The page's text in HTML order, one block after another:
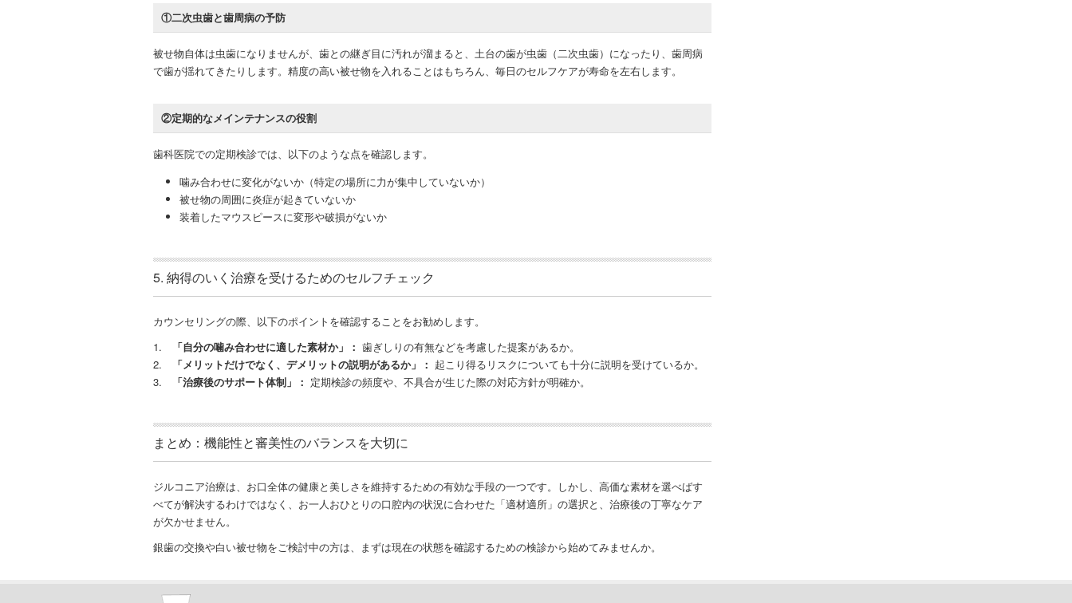
①二次虫歯と歯周病の予防
被せ物自体は虫歯になりませんが、歯との継ぎ目に汚れが溜まると、土台の歯が虫歯（二次虫歯）になったり、歯周病
で歯が揺れてきたりします。精度の高い被せ物を入れることはもちろん、毎日のセルフケアが寿命を左右します。
②定期的なメインテナンスの役割
歯科医院での定期検診では、以下のような点を確認します。
噛み合わせに変化がないか（特定の場所に力が集中していないか）
被せ物の周囲に炎症が起きていないか
装着したマウスピースに変形や破損がないか
5. 納得のいく治療を受けるためのセルフチェック
カウンセリングの際、以下のポイントを確認することをお勧めします。
1.
「自分の噛み合わせに適した素材か」： 歯ぎしりの有無などを考慮した提案があるか。
2.
「メリットだけでなく、デメリットの説明があるか」： 起こり得るリスクについても十分に説明を受けているか。
3.
「治療後のサポート体制」： 定期検診の頻度や、不具合が生じた際の対応方針が明確か。
まとめ：機能性と審美性のバランスを大切に
ジルコニア治療は、お口全体の健康と美しさを維持するための有効な手段の一つです。しかし、高価な素材を選べばす
べてが解決するわけではなく、お一人おひとりの口腔内の状況に合わせた「適材適所」の選択と、治療後の丁寧なケア
が欠かせません。
銀歯の交換や白い被せ物をご検討中の方は、まずは現在の状態を確認するための検診から始めてみませんか。